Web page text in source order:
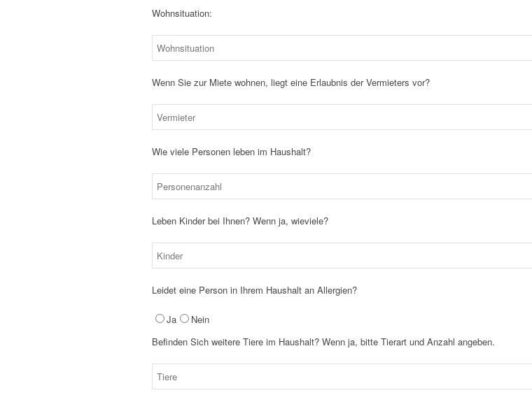
Wohnsituation:
Wenn Sie zur Miete wohnen, liegt eine Erlaubnis der Vermieters vor?
Wie viele Personen leben im Haushalt?
Leben Kinder bei Ihnen? Wenn ja, wieviele?
Leidet eine Person in Ihrem Haushalt an Allergien?
Ja
Nein
Befinden Sich weitere Tiere im Haushalt? Wenn ja, bitte Tierart und Anzahl angeben.